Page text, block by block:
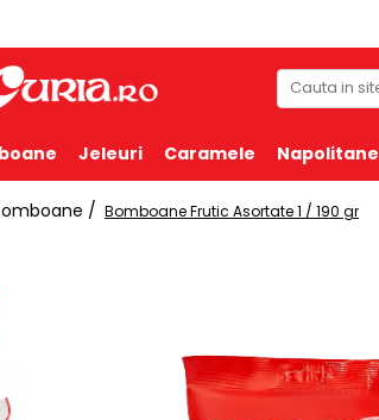
Jeleuri Caramele Napolitane
/ Bomboane Frutic Asortate 1 / 190 gr